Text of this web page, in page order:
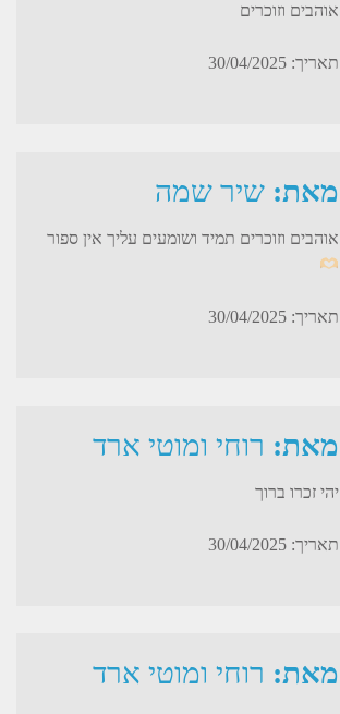
אוהבים וזוכרים
תאריך: 30/04/2025
מאת: שיר שמה
אוהבים וזוכרים תמיד ושומעים עליך אין ספור
תאריך: 30/04/2025
מאת: רוחי ומוטי ארד
יהי זכרו ברוך
תאריך: 30/04/2025
מאת: רוחי ומוטי ארד